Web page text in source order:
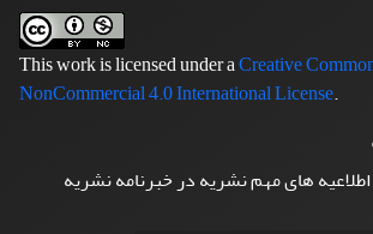
This work is licensed under aCreative
NonCommercial 4.0 International License.
های مهم نشریه در خبرنامه نشریه